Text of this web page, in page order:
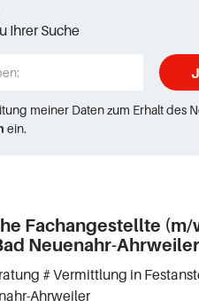
Ihrer Suche
meiner Daten zum Erhalt des
ein.
Fachangestellte (m/
Neuenahr-Ahrweiler
# Vermittlung in
Ahrweiler